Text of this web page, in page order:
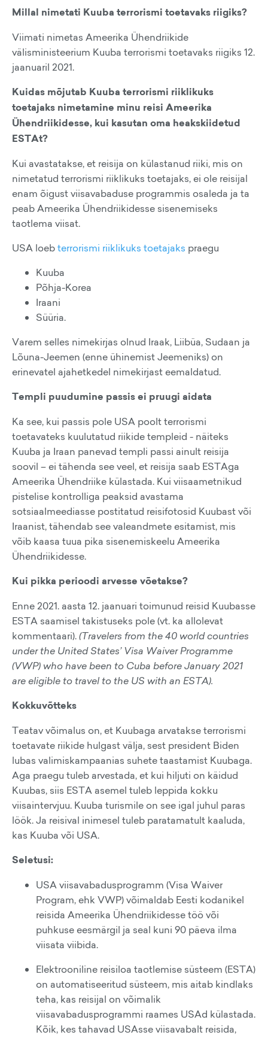
Millal nimetati Kuuba terrorismi toetavaks riigiks?
Viimati nimetas Ameerika Ühendriikide
välisministeerium Kuuba terrorismi toetavaks riigiks 12.
jaanuaril 2021.
Kuidas mõjutab Kuuba terrorismi riiklikuks
toetajaks nimetamine minu reisi Ameerika
Ühendriikidesse, kui kasutan oma heakskiidetud
ESTAt?
Kui avastatakse, et reisija on külastanud riiki, mis on
nimetatud terrorismi riiklikuks toetajaks, ei ole reisijal
enam õigust viisavabaduse programmis osaleda ja ta
peab Ameerika Ühendriikidesse sisenemiseks
taotlema viisat.
USA loebterrorismi riiklikuks toetajaks praegu
Kuuba
Põhja-Korea
Iraani
Süüria.
Varem selles nimekirjas olnud Iraak, Liibüa, Sudaan ja
Lõuna-Jeemen (enne ühinemist Jeemeniks) on
erinevatel ajahetkedel nimekirjast eemaldatud.
Templi puudumine passis ei pruugi aidata
Ka see, kui passis pole USA poolt terrorismi
toetavateks kuulutatud riikide templeid - näiteks
Kuuba ja Iraan panevad templi passi ainult reisija
soovil – ei tähenda see veel, et reisija saab ESTAga
Ameerika Ühendriike külastada. Kui viisaametnikud
pistelise kontrolliga peaksid avastama
sotsiaalmeediasse postitatud reisifotosid Kuubast või
Iraanist, tähendab see valeandmete esitamist, mis
võib kaasa tuua pika sisenemiskeelu Ameerika
Ühendriikidesse.
Kui pikka perioodi arvesse võetakse?
Enne 2021. aasta 12. jaanuari toimunud reisid Kuubasse
ESTA saamisel takistuseks pole (vt. ka allolevat
kommentaari).(Travelers from the 40 world countries
under the United States’ Visa Waiver Programme
(VWP) who have been to Cuba before January 2021
are eligible to travel to the US with an ESTA).
Kokkuvõtteks
Teatav võimalus on, et Kuubaga arvatakse terrorismi
toetavate riikide hulgast välja, sest president Biden
lubas valimiskampaanias suhete taastamist Kuubaga.
Aga praegu tuleb arvestada, et kui hiljuti on käidud
Kuubas, siis ESTA asemel tuleb leppida kokku
viisaintervjuu. Kuuba turismile on see igal juhul paras
löök. Ja reisival inimesel tuleb paratamatult kaaluda,
kas Kuuba või USA.
Seletusi:
USA viisavabadusprogramm (Visa Waiver
Program, ehk VWP) võimaldab Eesti kodanikel
reisida Ameerika Ühendriikidesse töö või
puhkuse eesmärgil ja seal kuni 90 päeva ilma
viisata viibida.
Elektrooniline reisiloa taotlemise süsteem (ESTA)
on automatiseeritud süsteem, mis aitab kindlaks
teha, kas reisijal on võimalik
viisavabadusprogrammi raames USAd külastada.
Kõik, kes tahavad USAsse viisavabalt reisida,